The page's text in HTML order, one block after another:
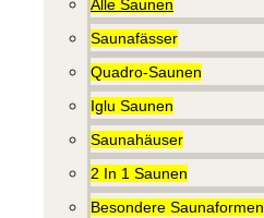
Alle Saunen
Saunafässer
Quadro-Saunen
Iglu Saunen
Saunahäuser
2 In 1 Saunen
Besondere Saunaformen